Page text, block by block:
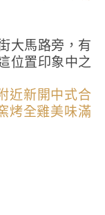
大馬路旁，有
位置印象中之